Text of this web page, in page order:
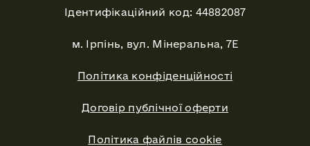
Ідентифікаційний код: 44882087
м. Ірпінь, вул. Мінеральна, 7Е
Політика конфіденційності
Договір публічної оферти
Політика файлів cookie